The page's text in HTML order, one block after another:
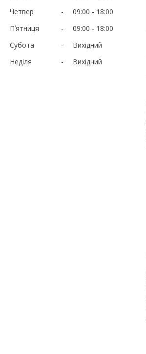
Четвер
09:00
18:00
Пʼятниця
09:00
18:00
Субота
Вихідний
Неділя
Вихідний